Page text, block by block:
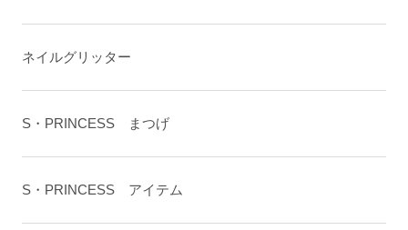
ネイルグリッター
S・PRINCESS まつげ
S・PRINCESS アイテム